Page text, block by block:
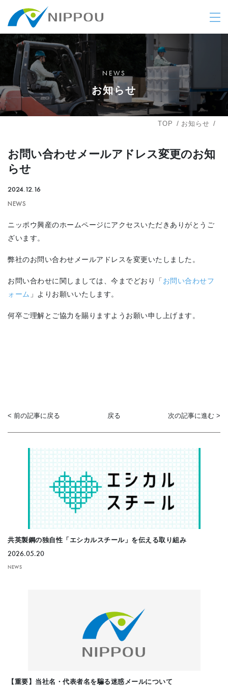
NEWS
お知らせ
TOP お知らせ
お問い合わせメールアドレス変更のお知
らせ
2024.12.16
NEWS
ニッポウ興産のホームページにアクセスいただきありがとうご
ざいます。
弊社のお問い合わせメールアドレスを変更いたしました。
お問い合わせに関しましては、今までどおり「 お問い合わせフ
ォーム 」よりお願いいたします。
何卒ご理解とご協力を賜りますようお願い申し上げます。
< 前の記事に戻る 戻る 次の記事に進む >
共英製鋼の独自性「エシカルスチール」を伝える取り組み
2026.05.20
NEWS
【重要】当社名・代表者名を騙る迷惑メールについて